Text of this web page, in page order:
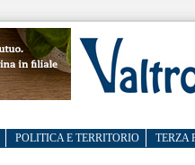
POLITICA E TERRITORIO TERZA